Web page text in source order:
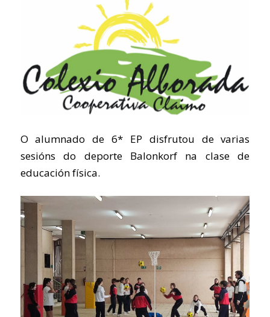
O alumnado de 6* EP disfrutou de varias
sesións do deporte Balonkorf na clase de
educación física.